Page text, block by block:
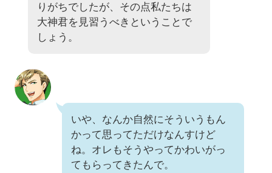
りがちでしたが、その点私たちは
大神君を見習うべきということで
しょう。
いや、なんか自然にそういうもん
かって思ってただけなんすけど
ね。オレもそうやってかわいがっ
てもらってきたんで。